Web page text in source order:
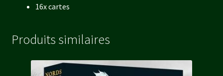
16x cartes
Produits similaires